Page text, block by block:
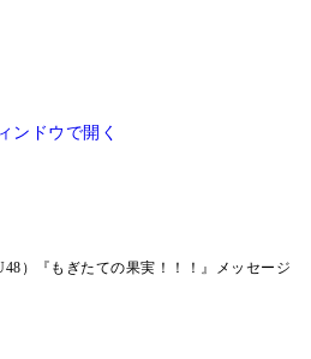
ンドウで開く
）『もぎたての果実！！！』メッセージ